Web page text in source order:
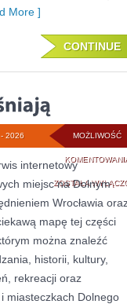
More ]
CONTINUE
MOŻLIWOŚĆ
ZOSTAŁA
2026
internetowy
miejsc na Dolnym
Wrocławia
mapę tej części
można znaleźć
historii, kultury,
rekreacji oraz
miasteczkach Dolnego